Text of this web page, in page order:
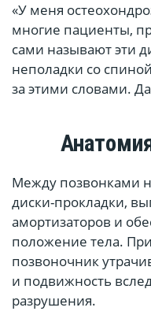
«У меня
многие пациенты,
сами называют эти
неполадки со
за этими словами.
Между позвонками
диски-прокладки,
амортизаторов и
положение тела.
позвоночник
и подвижность
разрушения.